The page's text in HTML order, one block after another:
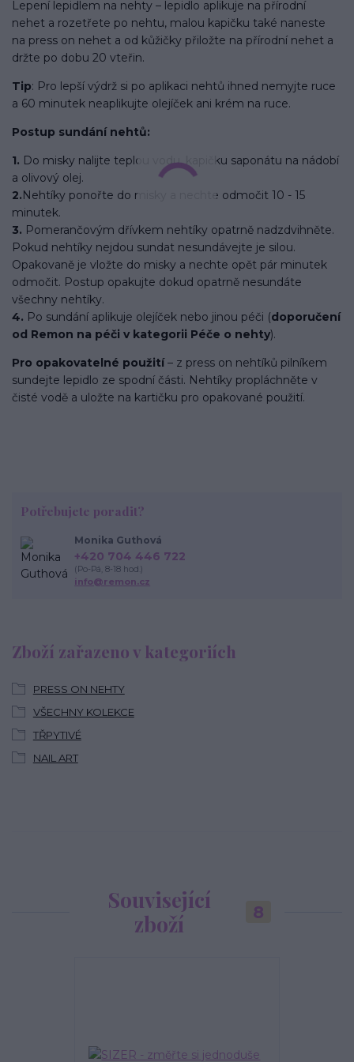
Lepení lepidlem na nehty – lepidlo aplikuje na přírodní
nehet a rozetřete po nehtu, malou kapičku také naneste
na press on nehet a od kůžičky přiložte na přírodní nehet a
držte po dobu 20 vteřin.
Tip: Pro lepší výdrž si po aplikaci nehtů ihned nemyjte ruce
a 60 minutek neaplikujte olejíček ani krém na ruce.
Postup sundání nehtů:
1. Do misky nalijte teplou vodu, kapičku saponátu na nádobí
a olivový olej.
2.Nehtíky ponořte do misky a nechte odmočit 10 - 15
minutek.
3. Pomerančovým dřívkem nehtíky opatrně nadzdvihněte.
Pokud nehtíky nejdou sundat nesundávejte je silou.
Opakovaně je vložte do misky a nechte opět pár minutek
odmočit. Postup opakujte dokud opatrně nesundáte
všechny nehtíky.
4. Po sundání aplikuje olejíček nebo jinou péči (doporučení
od Remon na péči v kategorii Péče o nehty).
Pro opakovatelné použití– z press on nehtíků pilníkem
sundejte lepidlo ze spodní části. Nehtíky propláchněte v
čisté vodě a uložte na kartičku pro opakované použití.
Zboží zařazeno v kategoriích
PRESS ON NEHTY
VŠECHNY KOLEKCE
TŘPYTIVÉ
NAIL ART
Potřebujete poradit?
Monika Guthová
+420 704 446 722
(Po-Pá, 8-18 hod.)
info@remon.cz
Související
zboží
8